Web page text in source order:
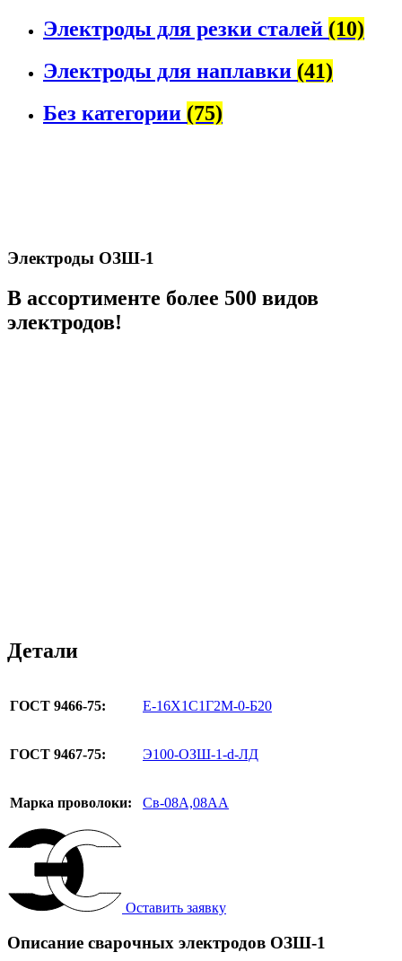
Электроды для резки сталей (10)
Электроды для наплавки (41)
Без категории (75)
Электроды ОЗШ-1
В ассортименте более 500 видов
электродов!
Детали
ГОСТ 9466-75: Е-16Х1С1Г2М-0-Б20
ГОСТ 9467-75: Э100-ОЗШ-1-d-ЛД
Марка проволоки: Св-08А,08АА
Оставить заявку
Описание сварочных электродов ОЗШ-1